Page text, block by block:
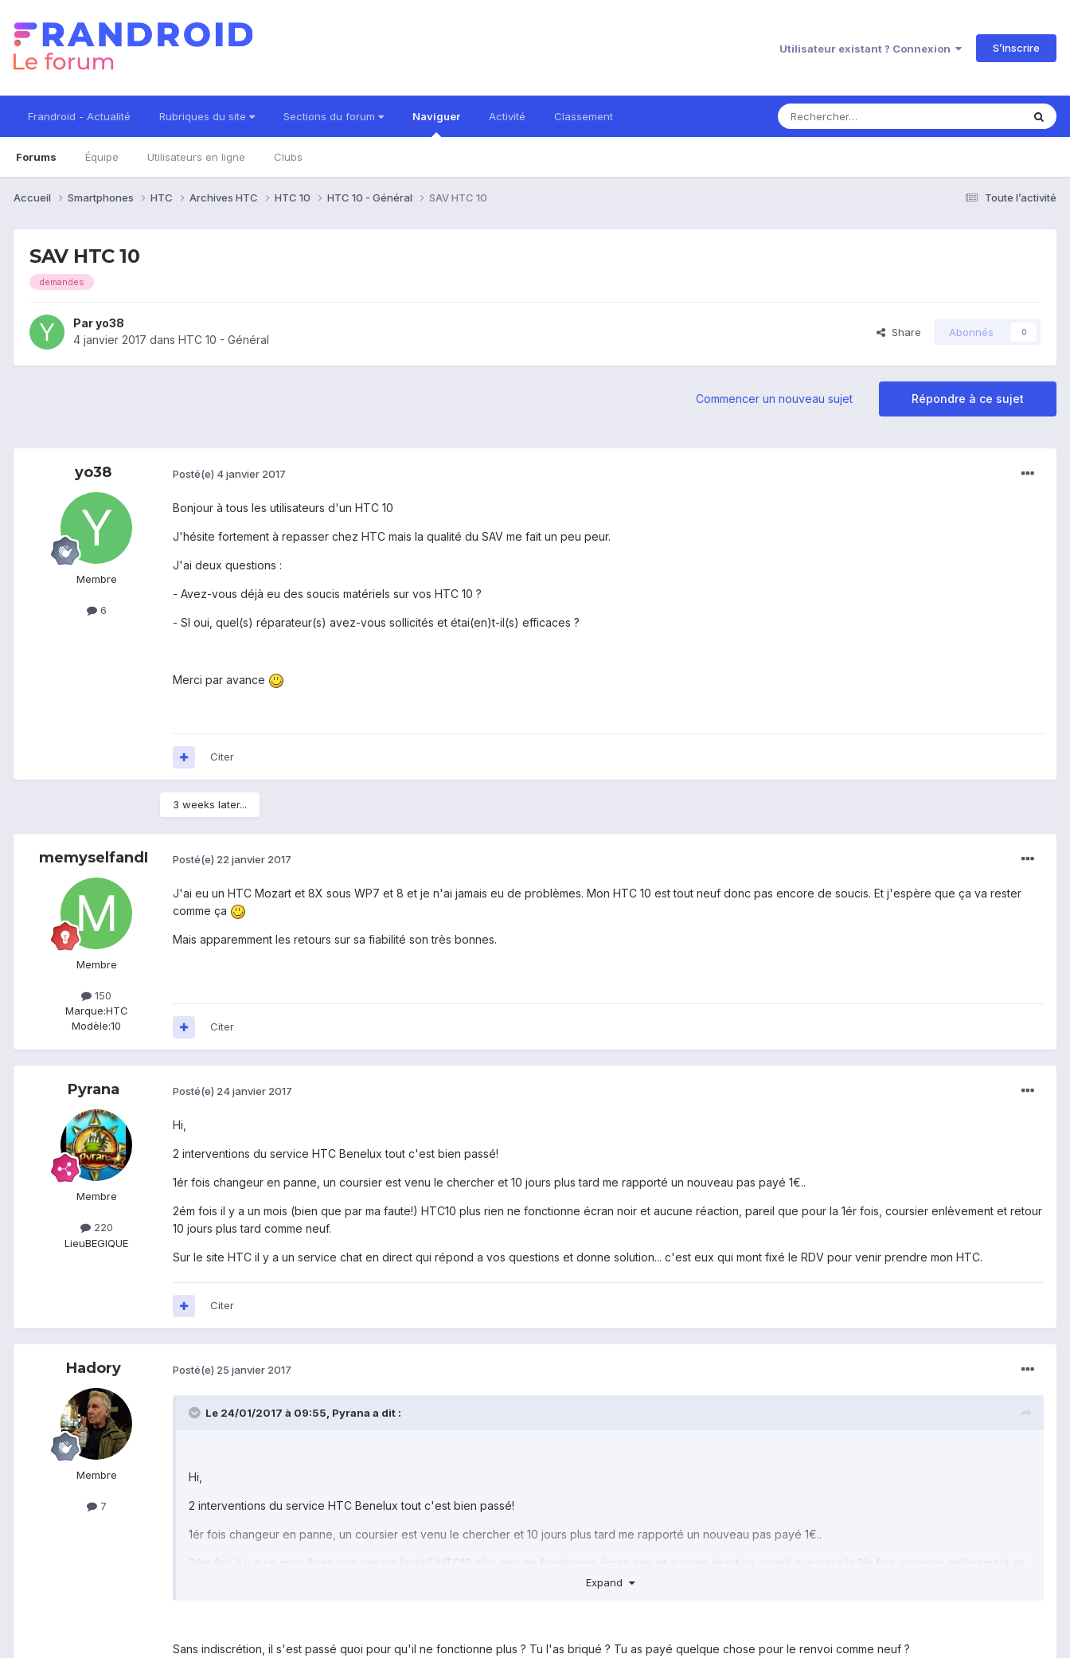
Utilisateur existant ? Connexion S’inscrire
Frandroid - Actualité Rubriques du site Sections du forum Naviguer
Forums Équipe Utilisateurs en ligne Clubs
Activité Classement
Toute l’activité
Accueil Smartphones HTC Archives HTC HTC 10 HTC 10 - Général SAV HTC 10
SAV HTC 10
demandes
Paryo38
4 janvier 2017 dans HTC 10 - Général
Share Abonnés 0
Répondre à ce sujet
Commencer un nouveau sujet
yo38
Membre
6
Posté(e) 4 janvier 2017
Bonjour à tous les utilisateurs d'un HTC 10
J'hésite fortement à repasser chez HTC mais la qualité du SAV me fait un peu peur.
J'ai deux questions :
- Avez-vous déjà eu des soucis matériels sur vos HTC 10 ?
- SI oui, quel(s) réparateur(s) avez-vous sollicités et étai(en)t-il(s) efficaces ?
Merci par avance
Citer
3 weeks later...
memyselfandI
Membre
150
Marque:HTC
Modèle:10
Posté(e) 22 janvier 2017
J'ai eu un HTC Mozart et 8X sous WP7 et 8 et je n'ai jamais eu de problèmes. Mon HTC 10 est tout neuf donc pas encore de soucis. Et j'espère que ça va rester
comme ça
Mais apparemment les retours sur sa fiabilité son très bonnes.
Citer
Pyrana
Membre
220
LieuBEGIQUE
Posté(e) 24 janvier 2017
Hi,
2 interventions du service HTC Benelux tout c'est bien passé!
1ér fois changeur en panne, un coursier est venu le chercher et 10 jours plus tard me rapporté un nouveau pas payé 1€..
2ém fois il y a un mois (bien que par ma faute!) HTC10 plus rien ne fonctionne écran noir et aucune réaction, pareil que pour la 1ér fois, coursier enlèvement et retour
10 jours plus tard comme neuf.
Sur le site HTC il y a un service chat en direct qui répond a vos questions et donne solution... c'est eux qui mont fixé le RDV pour venir prendre mon HTC.
Citer
Hadory
Membre
7
Posté(e) 25 janvier 2017
Le 24/01/2017 à 09:55, Pyrana a dit :
Hi,
2 interventions du service HTC Benelux tout c'est bien passé!
1ér fois changeur en panne, un coursier est venu le chercher et 10 jours plus tard me rapporté un nouveau pas payé 1€..
2ém fois il y a un mois (bien que par ma faute!) HTC10 plus rien ne fonctionne écran noir et aucune réaction, pareil que pour la 1ér fois, coursier enlèvement et
Expand
Sans indiscrétion, il s'est passé quoi pour qu'il ne fonctionne plus ? Tu l'as briqué ? Tu as payé quelque chose pour le renvoi comme neuf ?